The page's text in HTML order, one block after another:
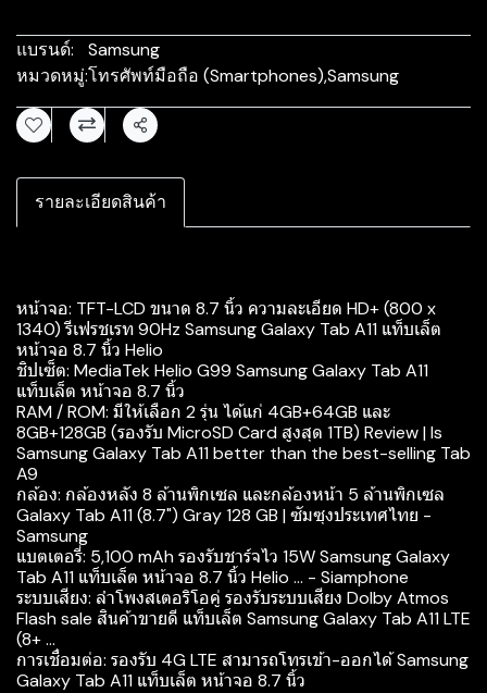
แบรนด์:
Samsung
หมวดหมู่:โทรศัพท์มือถือ (Smartphones),Samsung
แชร์
รายละเอียดสินค้า
หน้าจอ: TFT-LCD ขนาด 8.7 นิ้ว ความละเอียด HD+ (800 x
1340) รีเฟรชเรท 90Hz Samsung Galaxy Tab A11 แท็บเล็ต
หน้าจอ 8.7 นิ้ว Helio
ชิปเซ็ต: MediaTek Helio G99 Samsung Galaxy Tab A11
แท็บเล็ต หน้าจอ 8.7 นิ้ว
RAM / ROM: มีให้เลือก 2 รุ่น ได้แก่ 4GB+64GB และ
8GB+128GB (รองรับ MicroSD Card สูงสุด 1TB) Review | Is
Samsung Galaxy Tab A11 better than the best-selling Tab
A9
กล้อง: กล้องหลัง 8 ล้านพิกเซล และกล้องหน้า 5 ล้านพิกเซล
Galaxy Tab A11 (8.7") Gray 128 GB | ซัมซุงประเทศไทย -
Samsung
แบตเตอรี่: 5,100 mAh รองรับชาร์จไว 15W Samsung Galaxy
Tab A11 แท็บเล็ต หน้าจอ 8.7 นิ้ว Helio ... - Siamphone
ระบบเสียง: ลำโพงสเตอริโอคู่ รองรับระบบเสียง Dolby Atmos
Flash sale สินค้าขายดี แท็บเล็ต Samsung Galaxy Tab A11 LTE
(8+ ...
การเชื่อมต่อ: รองรับ 4G LTE สามารถโทรเข้า-ออกได้ Samsung
Galaxy Tab A11 แท็บเล็ต หน้าจอ 8.7 นิ้ว